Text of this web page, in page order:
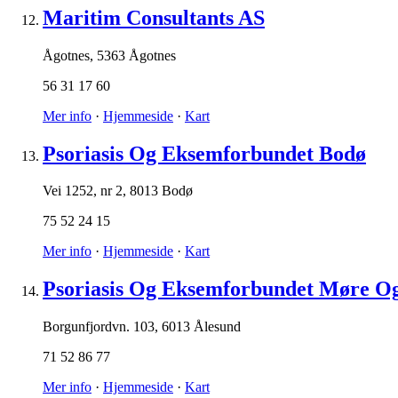
Maritim Consultants AS
Ågotnes, 5363 Ågotnes
56 31 17 60
Mer info · Hjemmeside · Kart
Psoriasis Og Eksemforbundet Bodø
Vei 1252, nr 2, 8013 Bodø
75 52 24 15
Mer info · Hjemmeside · Kart
Psoriasis Og Eksemforbundet Møre
Borgunfjordvn. 103, 6013 Ålesund
71 52 86 77
Mer info · Hjemmeside · Kart